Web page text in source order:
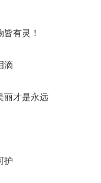
有灵！
滴
丽才是永远
护